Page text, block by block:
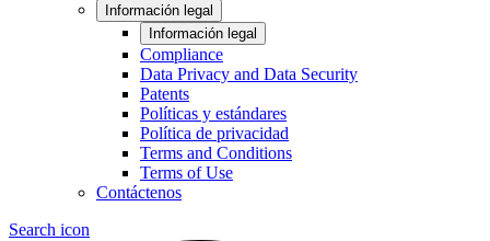
Información legal
Información legal
Compliance
Data Privacy and Data Security
Patents
Políticas y estándares
Política de privacidad
Terms and Conditions
Terms of Use
Contáctenos
Search icon